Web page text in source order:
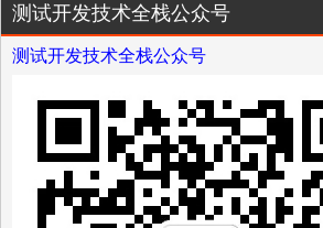
测试开发技术全栈公众号
测试开发技术全栈公众号